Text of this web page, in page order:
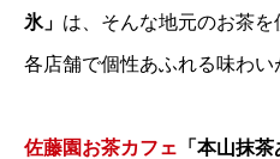
氷」 は、そんな地元のお茶を
各店舗で個性あふれる味わい
佐藤園お茶カフェ 「本山抹茶